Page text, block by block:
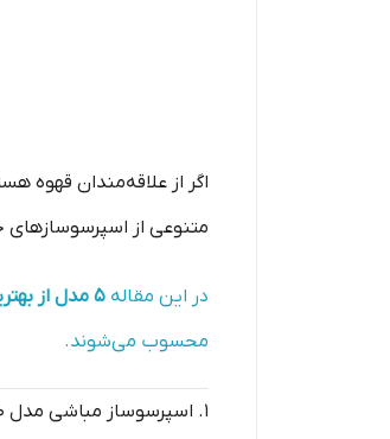
اگر از علاقه‌مندان قهوه
متنوعی از اسپرسوسازهای
در این مقاله ۵ مدل از بهترین اسپرسوسازهای خانگی تا حدود ۵ میلیون تومان
محسوب می‌شوند.
۱. اسپرسوساز مباشی مدل ECM2010